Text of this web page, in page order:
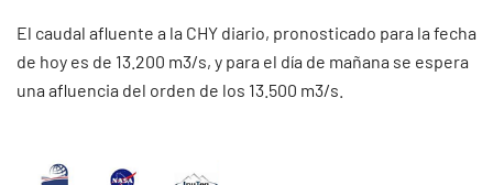
El caudal afluente a la CHY diario, pronosticado para la fecha
de hoy es de 13.200 m3/s, y para el día de mañana se espera
una afluencia del orden de los 13.500 m3/s.